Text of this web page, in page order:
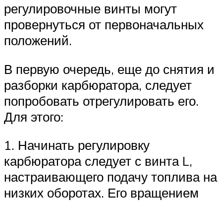
регулировочные винты могут
провернуться от первоначальных
положений.
В первую очередь, еще до снятия и
разборки карбюратора, следует
попробовать отрегулировать его.
Для этого:
1. Начинать регулировку
карбюратора следует с винта L,
настраивающего подачу топлива на
низких оборотах. Его вращением